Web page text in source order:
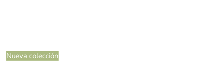
Nueva colección